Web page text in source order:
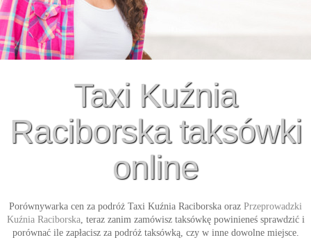
Taxi Kuźnia
Raciborska taksówki
online
Porównywarka cen za podróż Taxi Kuźnia Raciborska oraz Przeprowadzki
Kuźnia Raciborska, teraz zanim zamówisz taksówkę powinieneś sprawdzić i
porównać ile zapłacisz za podróż taksówką, czy w inne dowolne miejsce.